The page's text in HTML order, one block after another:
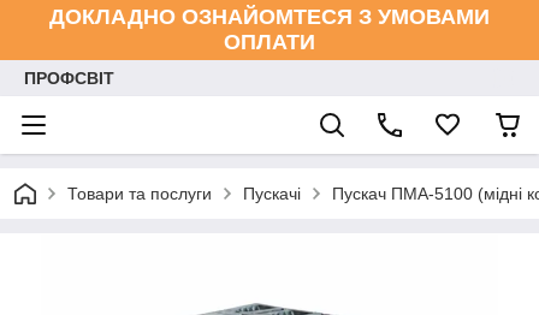
ДОКЛАДНО ОЗНАЙОМТЕСЯ З УМОВАМИ
ОПЛАТИ
ПРОФСВІТ
Товари та послуги Пускачі Пускач ПМА-5100 (мідні